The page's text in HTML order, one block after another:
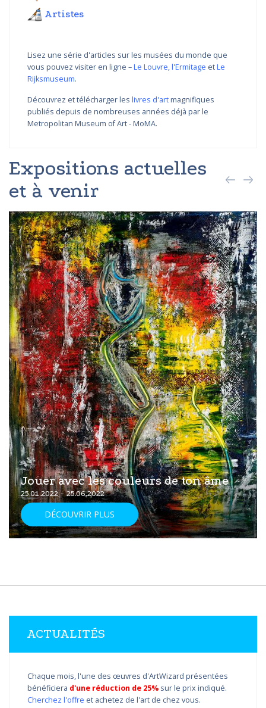
Artistes
Lisez une série d'articles sur les musées du monde que
vous pouvez visiter en ligne –Le Louvre,l'Ermitage etLe
Rijksmuseum.
Découvrez et télécharger les livres d'artmagnifiques
publiés depuis de nombreuses années déjà par le
Metropolitan Museum of Art - MoMA.
Expositions actuelles
et à venir
Jouer avec les couleurs de ton âme
25.01.2022 - 25.06.2022
DÉCOUVRIR PLUS
ACTUALITÉS
Chaque mois, l'une des œuvres d'ArtWizard présentées
bénéficiera d'une réduction de 25% sur le prix indiqué.
Cherchez l'offre et achetez de l'art de chez vous.